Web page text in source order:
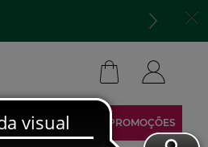
ÁREA RESERVADA PROMOÇÕES